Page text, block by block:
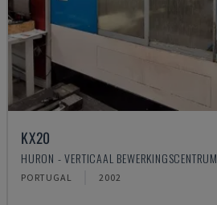
KX20
HURON - VERTICAAL BEWERKINGSCENTRUM
PORTUGAL 2002